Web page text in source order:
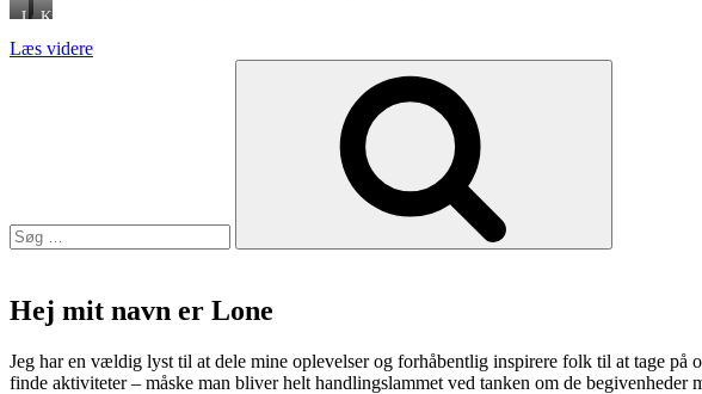
LøjromKrustader
Læs videre“Punk
Hej mit navn er Lone
Jeg har en vældig lyst til at dele mine oplevelser og forhåbentlig inspirere folk til at tage
finde aktiviteter – måske man bliver helt handlingslammet ved tanken om de begivenheder